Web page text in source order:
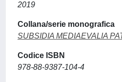
2019
Collana/serie monografica
SUBSIDIA MEDIAEVALIA
Codice ISBN
978-88-9387-104-4